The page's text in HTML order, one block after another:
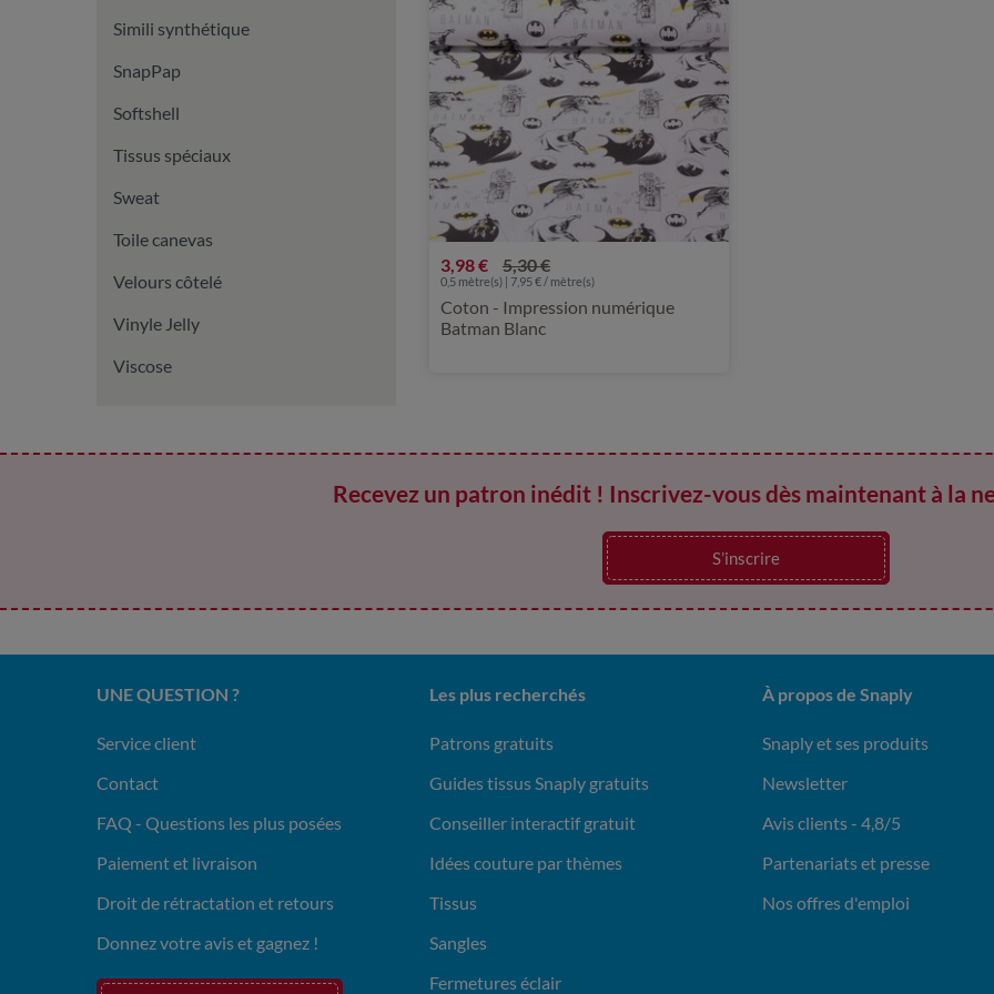
Simili synthétique
SnapPap
Softshell
Tissus spéciaux
Sweat
Toile canevas
Velours côtelé
Vinyle Jelly
Viscose
3,98 € 5,30 €
0,5 mètre(s) | 7,95 € / mètre(s)
Coton - Impression numérique
Batman Blanc
Recevez un patron inédit ! Inscrivez-vous dès maintenant à la
S’inscrire
UNE QUESTION ?
Service client
Contact
FAQ - Questions les plus posées
Paiement et livraison
Droit de rétractation et retours
Donnez votre avis et gagnez !
Les plus recherchés
Patrons gratuits
Guides tissus Snaply gratuits
Conseiller interactif gratuit
Idées couture par thèmes
Tissus
Sangles
Fermetures éclair
À propos de Snaply
Snaply et ses produits
Newsletter
Avis clients - 4,8/5
Partenariats et presse
Nos offres d'emploi